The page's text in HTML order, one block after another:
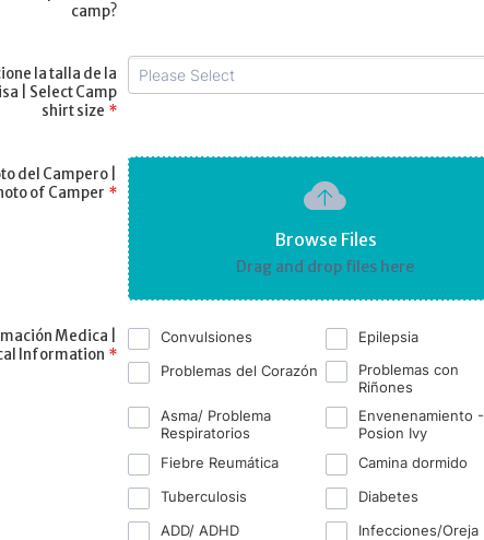
camp?
la talla de la
| Select Camp
shirt size *
del Campero |
of Camper *
Browse Files
Drag and drop files here
Medica |
Information *
Convulsiones
Epilepsia
Problemas del Corazón
Problemas con
Riñones
Asma/ Problema
Respiratorios
Envenenamiento -
Posion Ivy
Fiebre Reumática
Camina dormido
Tuberculosis
Diabetes
ADD/ ADHD
Infecciones/Oreja